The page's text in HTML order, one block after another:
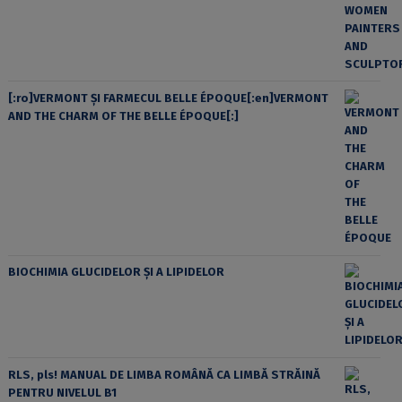
[:ro]VERMONT ȘI FARMECUL BELLE ÉPOQUE[:en]VERMONT
AND THE CHARM OF THE BELLE ÉPOQUE[:]
BIOCHIMIA GLUCIDELOR ȘI A LIPIDELOR
RLS, pls! MANUAL DE LIMBA ROMÂNĂ CA LIMBĂ STRĂINĂ
PENTRU NIVELUL B1